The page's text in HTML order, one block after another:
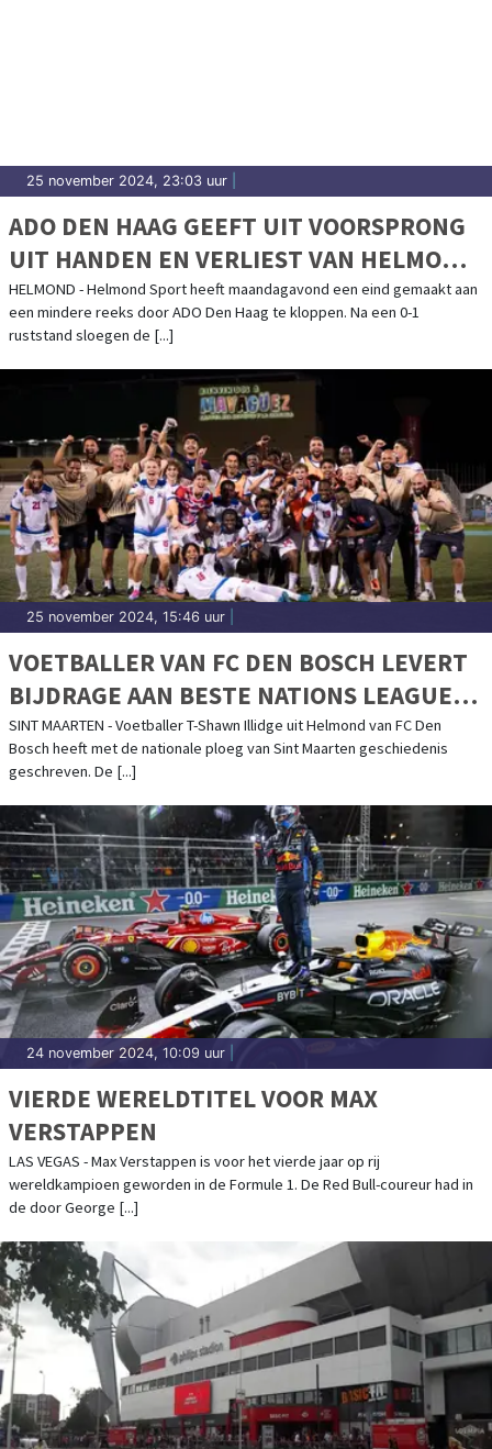
25 november 2024, 23:03 uur
ADO DEN HAAG GEEFT UIT VOORSPRONG
UIT HANDEN EN VERLIEST VAN HELMOND
SPORT
HELMOND - Helmond Sport heeft maandagavond een eind gemaakt aan
een mindere reeks door ADO Den Haag te kloppen. Na een 0-1
ruststand sloegen de [...]
25 november 2024, 15:46 uur
VOETBALLER VAN FC DEN BOSCH LEVERT
BIJDRAGE AAN BESTE NATIONS LEAGUE-
CAMPAGNE OOIT VAN THE SOUALIGANS.
SINT MAARTEN - Voetballer T-Shawn Illidge uit Helmond van FC Den
Bosch heeft met de nationale ploeg van Sint Maarten geschiedenis
geschreven. De [...]
24 november 2024, 10:09 uur
VIERDE WERELDTITEL VOOR MAX
VERSTAPPEN
LAS VEGAS - Max Verstappen is voor het vierde jaar op rij
wereldkampioen geworden in de Formule 1. De Red Bull-coureur had in
de door George [...]